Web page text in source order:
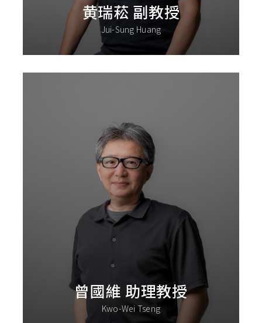
黄瑞菘 副教授
Jui-Sung Huang
曾國維 助理教授
Kwo-Wei Tseng